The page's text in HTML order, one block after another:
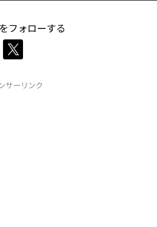
フォローする
サーリンク